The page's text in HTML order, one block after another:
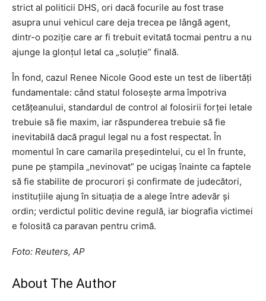
strict al politicii DHS, ori dacă focurile au fost trase
asupra unui vehicul care deja trecea pe lângă agent,
dintr-o poziție care ar fi trebuit evitată tocmai pentru a nu
ajunge la glonțul letal ca „soluție” finală.
În fond, cazul Renee Nicole Good este un test de libertăți
fundamentale: când statul folosește arma împotriva
cetățeanului, standardul de control al folosirii forței letale
trebuie să fie maxim, iar răspunderea trebuie să fie
inevitabilă dacă pragul legal nu a fost respectat. În
momentul în care camarila președintelui, cu el în frunte,
pune pe ștampila „nevinovat” pe ucigaș înainte ca faptele
să fie stabilite de procurori și confirmate de judecători,
instituțiile ajung în situația de a alege între adevăr și
ordin; verdictul politic devine regulă, iar biografia victimei
e folosită ca paravan pentru crimă.
Foto: Reuters, AP
About The Author